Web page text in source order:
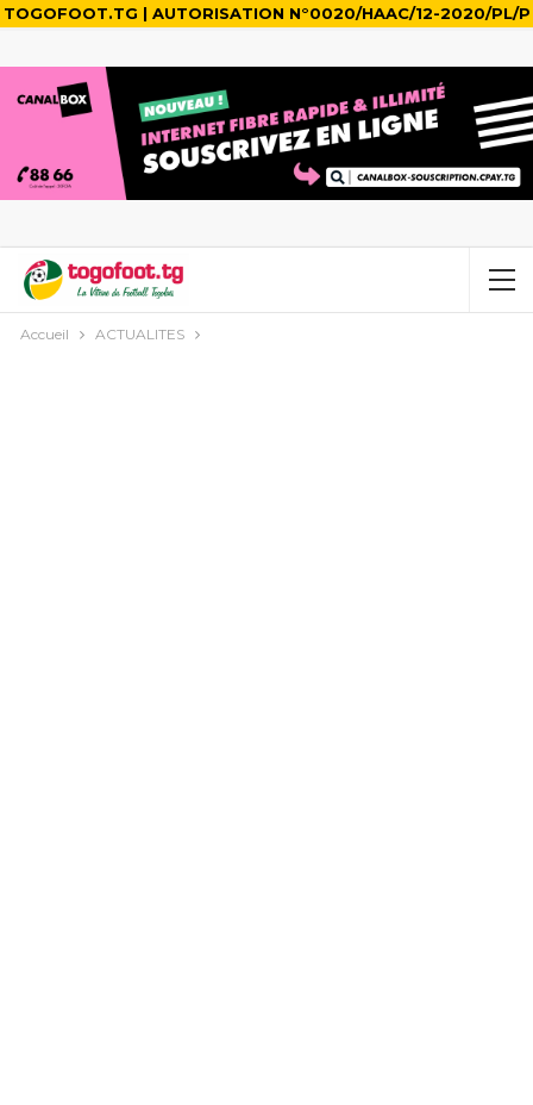
TOGOFOOT.TG | AUTORISATION N°0020/HAAC/12-2020/PL/P
Accueil ACTUALITES